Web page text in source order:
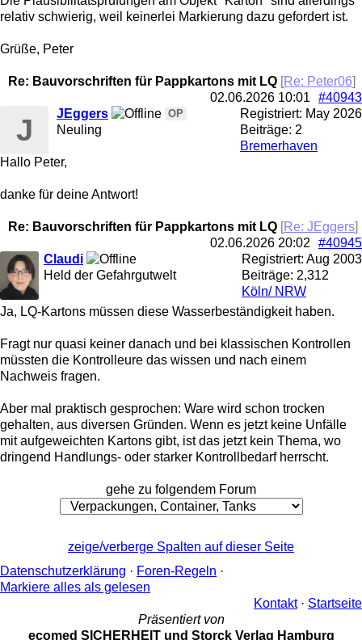
relativ schwierig, weil keinerlei Markierung dazu gefordert ist.
Grüße, Peter
Re: Bauvorschriften für Pappkartons mit LQ [Re: Peter06]
#40943
02.06.2026 10:01
Registriert: May 2026
Beiträge: 2
Bremerhaven
J JEggers OP
Neuling
Hallo Peter,
danke für deine Antwort!
Re: Bauvorschriften für Pappkartons mit LQ [Re: JEggers]
#40945
02.06.2026 20:02
Registriert: Aug 2003
Beiträge: 2,312
Köln/ NRW
Claudi
Held der Gefahrgutwelt
Ja, LQ-Kartons müssen diese Wasserbeständigkeit haben.
Fragt nur quasi keiner danach und bei klassischen Kontrollen
müssten die Kontrolleure das wissen und nach einem
Nachweis fragen.
Aber mal praktisch gesprochen: Ware wird schon trocken
gehalten, aus diversen Gründen. Wenn es jetzt keine Unfälle
mit aufgeweichten Kartons gibt, ist das jetzt kein Thema, wo
dringend Handlungs- oder starker Kontrollbedarf herrscht.
gehe zu folgendem Forum
zeige/verberge Spalten auf dieser Seite
Datenschutzerklärung · Foren-Regeln ·
Markiere alles als gelesen
Kontakt· Startseite
Präsentiert von
ecomed SICHERHEIT und Storck Verlag Hamburg